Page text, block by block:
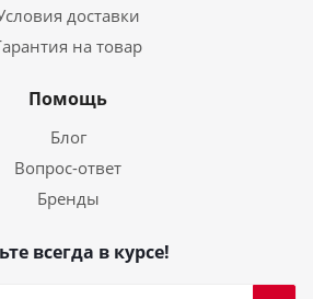
доставки
на товар
Помощь
Блог
Вопрос-ответ
Бренды
всегда в курсе!